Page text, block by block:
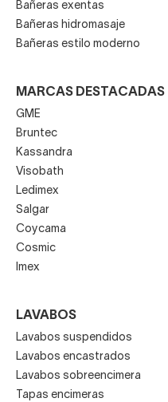
Bañeras exentas
Bañeras hidromasaje
Bañeras estilo moderno
MARCAS DESTACADAS
GME
Bruntec
Kassandra
Visobath
Ledimex
Salgar
Coycama
Cosmic
Imex
LAVABOS
Lavabos suspendidos
Lavabos encastrados
Lavabos sobreencimera
Tapas encimeras